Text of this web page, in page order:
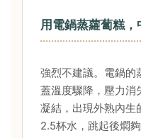
用電鍋蒸蘿蔔糕，
強烈不建議。電鍋的
蓋溫度驟降，壓力消
凝結，出現外熟內生
2.5杯水，跳起後燜